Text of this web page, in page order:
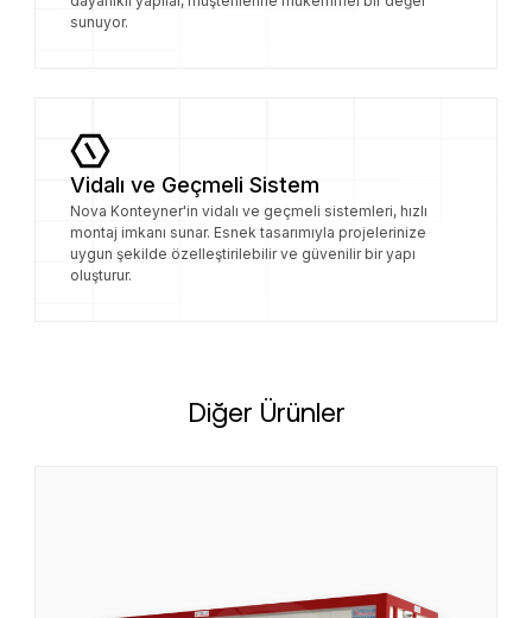
sunuyor.
Vidalı ve Geçmeli Sistem
Nova Konteyner'in vidalı ve geçmeli sistemleri, hızlı
montaj imkanı sunar. Esnek tasarımıyla projelerinize
uygun şekilde özelleştirilebilir ve güvenilir bir yapı
oluşturur.
Diğer Ürünler